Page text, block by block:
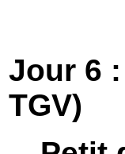
Jour 6 :
TGV)